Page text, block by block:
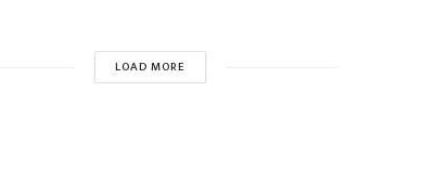
LOAD MORE